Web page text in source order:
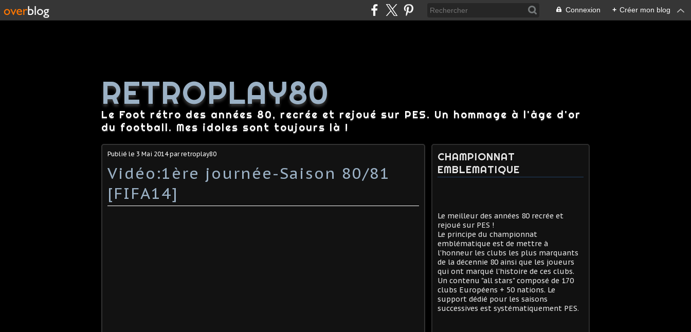
Connexion + Créer mon blog
RETROPLAY80
Le Foot rétro des années 80, recrée et rejoué sur PES. Un hommage à l'âge d'or
du football. Mes idoles sont toujours là !
Publié le 3 Mai 2014par retroplay80
Vidéo:1ère journée-Saison 80/81
[FIFA14]
CHAMPIONNAT
EMBLEMATIQUE
Le meilleur des années 80 recrée et
rejoué sur PES !
Le principe du championnat
emblématique est de mettre à
l'honneur les clubs les plus marquants
de la décennie 80 ainsi que les joueurs
qui ont marqué l'histoire de ces clubs.
Un contenu "all stars" composé de 170
clubs Européens + 50 nations. Le
support dédié pour les saisons
successives est systématiquement PES.